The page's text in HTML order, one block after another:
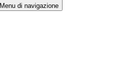
Menu di navigazione